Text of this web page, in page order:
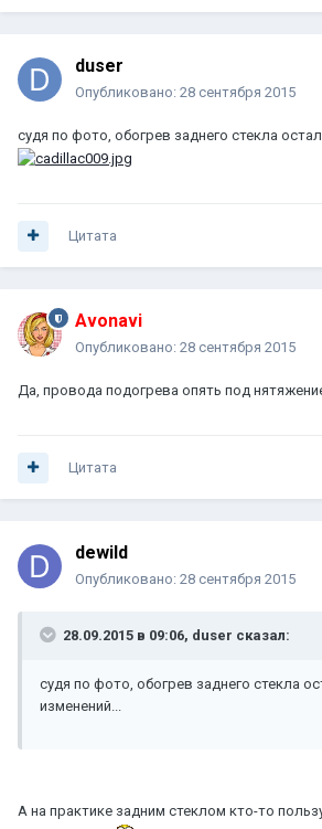
duser
Опубликовано: 28 сентября 2015
судя по фото, обогрев заднего стекла
Цитата
Avonavi
Опубликовано: 28 сентября 2015
Да, провода подогрева опять под
Цитата
dewild
Опубликовано: 28 сентября 2015
28.09.2015 в 09:06, duser сказал:
судя по фото, обогрев заднего стекла
изменений...
А на практике задним стеклом кто-то